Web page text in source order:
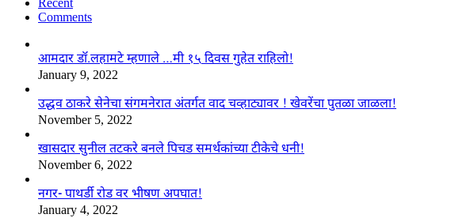
Recent
Comments
आमदार डॉ.लहामटे म्हणाले …मी १५ दिवस गुहेत राहिलो!
January 9, 2022
उद्धव ठाकरे सेनेचा संगमनेरात अंतर्गत वाद चव्हाट्यावर ! खेवरेंचा पुतळा जाळला!
November 5, 2022
खासदार सुनील तटकरे बनले पिचड समर्थकांच्या टीकेचे धनी!
November 6, 2022
नगर- पाथर्डी रोड वर भीषण अपघात!
January 4, 2022